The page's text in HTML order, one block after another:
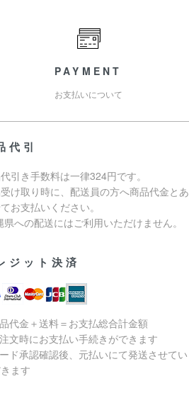
PAYMENT
お支払いについて
代引
引き手数料は一律324円です。
け取り時に、配送員の方へ商品代金とあ
お支払いください。
県への配送にはご利用いただけません。
ジット決済
代金＋送料＝お支払総合計金額
文時にお支払い手続きができます
ド承認確認後、元払いにて発送させてい
ます